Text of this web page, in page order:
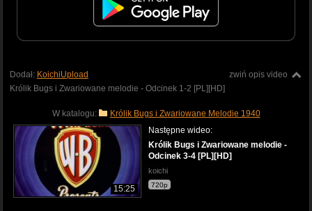
zwiń opis video
Dodał: KoichiUpload
Królik Bugs i Zwariowane melodie - Odcinek 1-2 [PL][HD]
W katalogu: Królik Bugs i Zwariowane Melodie 1940
15:25
Następne wideo:
Królik Bugs i Zwariowane melodie -
Odcinek 3-4 [PL][HD]
koichi
720p